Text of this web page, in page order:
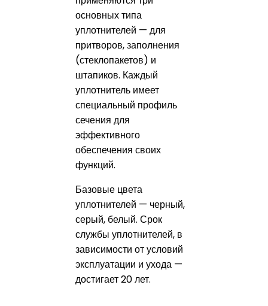
основных типа
уплотнителей — для
притворов, заполнения
(стеклопакетов) и
штапиков. Каждый
уплотнитель имеет
специальный профиль
сечения для
эффективного
обеспечения своих
функций.
Базовые цвета
уплотнителей — черный,
серый, белый. Срок
службы уплотнителей, в
зависимости от условий
эксплуатации и ухода —
достигает 20 лет.